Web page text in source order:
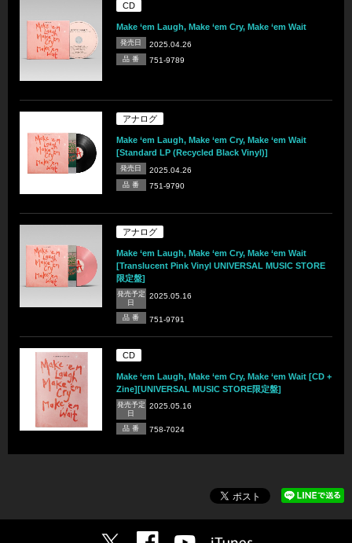
CD
Make ‘em Laugh, Make ‘em Cry, Make ‘em Wait
発売日 2025.04.26
品 番 751-9789
アナログ
Make ‘em Laugh, Make ‘em Cry, Make ‘em Wait
[Standard LP (Recycled Black Vinyl)]
発売日 2025.04.26
品 番 751-9790
アナログ
Make ‘em Laugh, Make ‘em Cry, Make ‘em Wait
[Translucent Pink Vinyl UNIVERSAL MUSIC STORE
限定盤]
発売予定
日
2025.05.16
品 番 751-9791
CD
Make ‘em Laugh, Make ‘em Cry, Make ‘em Wait [CD +
Zine][UNIVERSAL MUSIC STORE限定盤]
発売予定
日
2025.05.16
品 番 758-7024